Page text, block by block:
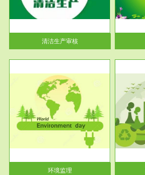
清洁生产审核
安全评价安全评价目的是查找、
分析和预测工程、系统、生产经
营活...
环境监理
服务范围
VOCs在线监测
根据《重点区域大气污染防
治“十二五”规划》有机废气净化
率达...